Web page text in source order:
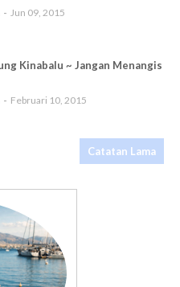
Jun 09, 2015
Kinabalu ~ Jangan Menangis
Februari 10, 2015
Catatan Lama